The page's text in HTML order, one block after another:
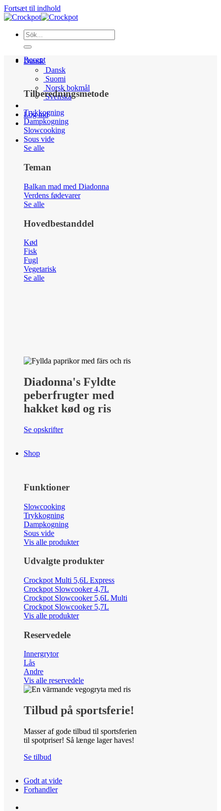
Fortsæt til indhold
Dansk
Dansk
Suomi
Norsk bokmål
Svenska
Log ind
Recept
Tilberedningsmetode
Trykkogning
Dampkogning
Slowcooking
Sous vide
Se alle
Teman
Balkan mad med Diadonna
Verdens fødevarer
Se alle
Hovedbestanddel
Kød
Fisk
Fugl
Vegetarisk
Se alle
Diadonna's Fyldte
peberfrugter med
hakket kød og ris
Se opskrifter
Shop
Funktioner
Slowcooking
Trykkogning
Dampkogning
Sous vide
Vis alle produkter
Udvalgte produkter
Crockpot Multi 5,6L Express
Crockpot Slowcooker 4,7L
Crockpot Slowcooker 5,6L Multi
Crockpot Slowcooker 5,7L
Vis alle produkter
Reservedele
Innergrytor
Lås
Andre
Vis alle reservedele
Tilbud på sportsferie!
Masser af gode tilbud til sportsferien
til spotpriser! Så længe lager haves!
Se tilbud
Godt at vide
Forhandler